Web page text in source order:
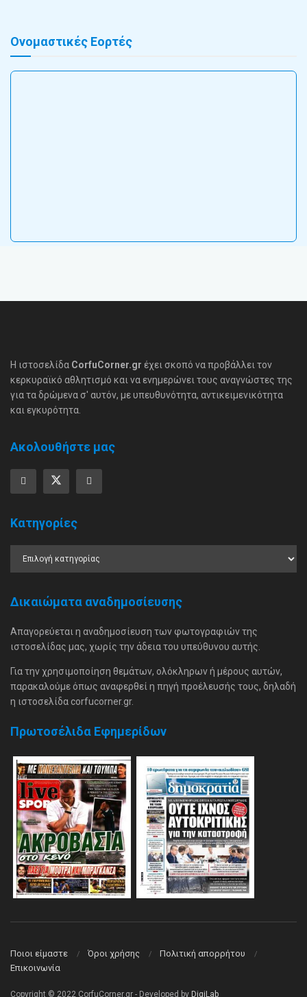
Ονομαστικές Εορτές
Η ιστοσελίδα CorfuCorner.gr έχει σκοπό να προβάλλει τον
κερκυραϊκό αθλητισμό και να ενημερώνει τους αναγνώστες της
για τα δρώμενα σ' αυτόν, με υπευθυνότητα, αντικειμενικότητα
και εγκυρότητα.
Ακολουθήστε μας
Κατηγορίες
Δικαιώματα αναδημοσίευσης
Απαγορεύεται η αναδημοσίευση των φωτογραφιών της
ιστοσελίδας μας, χωρίς την άδεια του υπεύθυνου αυτής.
Για την χρησιμοποίηση θεμάτων, ολόκληρων ή μέρους αυτών,
παρακαλούμε όπως αναφερθεί η πηγή προέλευσής τους, δηλαδή
η ιστοσελίδα corfucorner.gr.
Πρωτοσέλιδα Εφημερίδων
Ποιοι είμαστε Όροι χρήσης
Πολιτική απορρήτου
Επικοινωνία
Copyright © 2022 CorfuCorner.gr - Developed by DigiLab